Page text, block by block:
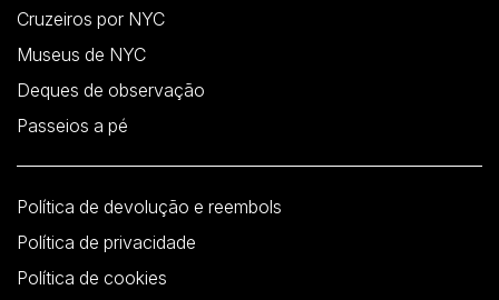
Cruzeiros por NYC
Museus de NYC
Deques de observação
Passeios a pé
Política de devolução e reembols
Política de privacidade
Política de cookies